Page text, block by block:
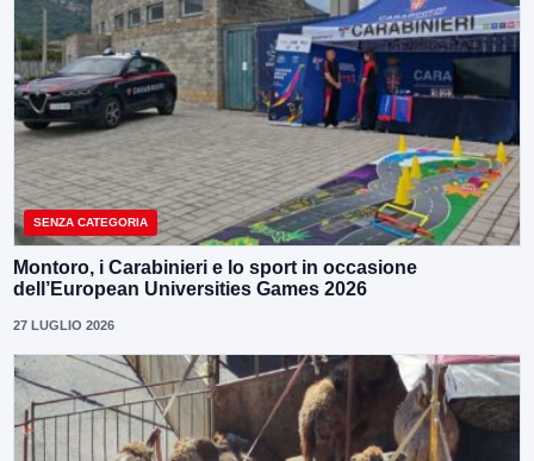
SENZA CATEGORIA
Montoro, i Carabinieri e lo sport in occasione
dell’European Universities Games 2026
27 LUGLIO 2026